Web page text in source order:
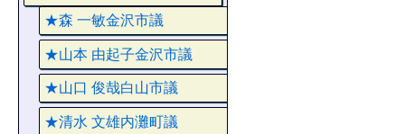
★森 一敏金沢市議
★山本 由起子金沢市議
★山口 俊哉白山市議
★清水 文雄内灘町議